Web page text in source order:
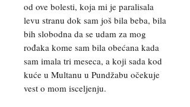
od ove bolesti, koja mi je paralisala
levu stranu dok sam još bila beba, bila
bih slobodna da se udam za mog
rođaka kome sam bila obećana kada
sam imala tri meseca, a koji sada kod
kuće u Multanu u Pundžabu očekuje
vest o mom isceljenju.